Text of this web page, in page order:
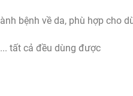
bệnh về da, phù hợp cho
tất cả đều dùng được